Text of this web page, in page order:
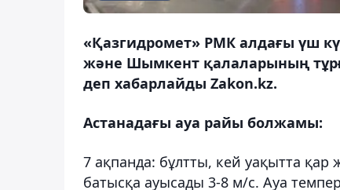
«Қазгидромет» РМК алдағы үш
және Шымкент қалаларының
деп хабарлайды Zakon.kz.
Астанадағы ауа райы болжамы:
7 ақпанда: бұлтты, кей уақытта қар
батысқа ауысады 3-8 м/с. Ауа